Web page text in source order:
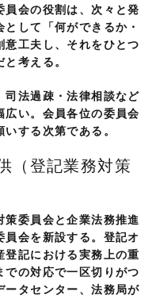
員会の役割は、次々と発
して「何ができるか・
工夫し、それをひとつ
考える。
法過疎・法律相談など
い。会員各位の委員会
する次第である。
（登記業務対策
委員会と企業法務推進
会を新設する。登記オ
記における実務上の重
の対応で一区切りがつ
ータセンター、法務局が